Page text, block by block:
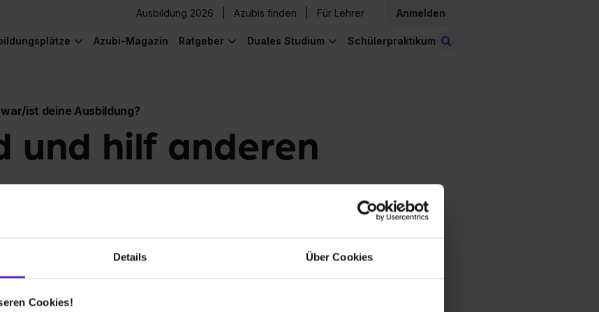
Details Über Cookies
Cookies!
Ausbildung 2026 Azubis finden Für Lehrer Anmelden
Azubi-Magazin Ratgeber Duales Studium Schülerpraktikum
ist deine Ausbildung?
und hilf anderen